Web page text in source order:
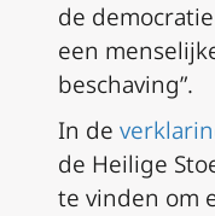
de
een
beschaving”.
In de
de Heilige
te vinden om